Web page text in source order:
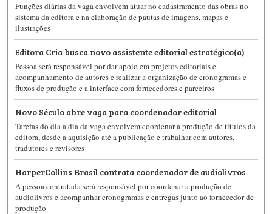
Funções diárias da vaga envolvem atuar no cadastramento das obras no
sistema da editora e na elaboração de pautas de imagens, mapas e
ilustrações
Editora Cria busca novo assistente editorial estratégico(a)
Pessoa será responsável por dar apoio em projetos editoriais e
acompanhamento de autores e realizar a organização de cronogramas e
fluxos de produção e a interface com fornecedores e parceiros
Novo Século abre vaga para coordenador editorial
Tarefas do dia a dia da vaga envolvem coordenar a produção de títulos da
editora, desde a aquisição até a publicação e trabalhar com autores,
tradutores e revisores
HarperCollins Brasil contrata coordenador de audiolivros
A pessoa contratada será responsável por coordenar a produção de
audiolivros e acompanhar cronogramas e entregas junto ao fornecedor de
produção